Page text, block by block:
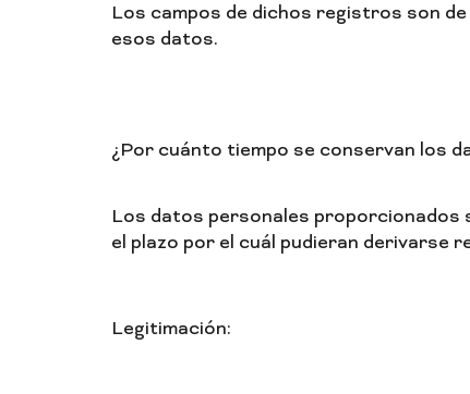
Los campos de dichos registros son
esos datos.
¿Por cuánto tiempo se conservan los
Los datos personales proporcionados
el plazo por el cuál pudieran derivarse
Legitimación: